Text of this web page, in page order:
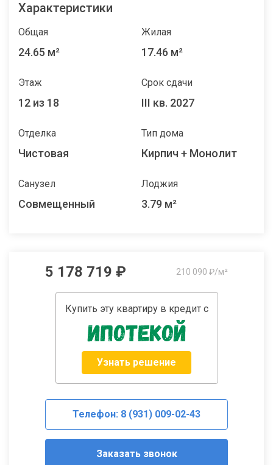
Характеристики
Общая
24.65 м²
Жилая
17.46 м²
Этаж
12 из 18
Срок сдачи
III кв. 2027
Отделка
Чистовая
Тип дома
Кирпич + Монолит
Санузел
Совмещенный
Лоджия
3.79 м²
5 178 719 ₽ 210 090 ₽/м²
Купить эту квартиру в кредит с
Узнать решение
Телефон: 8 (931) 009-02-43
Заказать звонок